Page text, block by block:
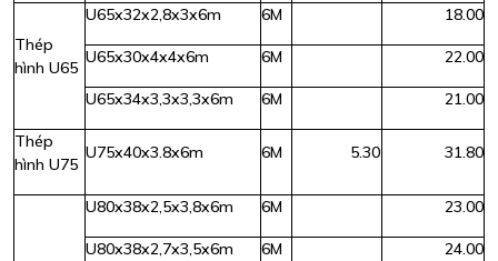
Thép
hình U65
U65x32x2,8x3x6m 6M 18.00
U65x30x4x4x6m 6M 22.00
U65x34x3,3x3,3x6m 6M 21.00
Thép
hình U75
U75x40x3.8x6m 6M 5.30 31.80
U80x38x2,5x3,8x6m 6M 23.00
U80x38x2,7x3,5x6m 6M 24.00